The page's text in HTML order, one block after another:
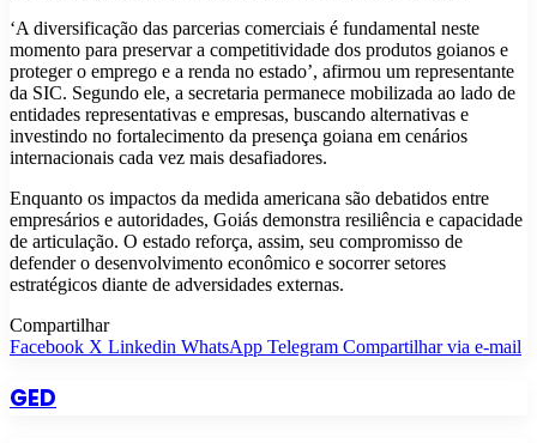
‘A diversificação das parcerias comerciais é fundamental neste
momento para preservar a competitividade dos produtos goianos e
proteger o emprego e a renda no estado’, afirmou um representante
da SIC. Segundo ele, a secretaria permanece mobilizada ao lado de
entidades representativas e empresas, buscando alternativas e
investindo no fortalecimento da presença goiana em cenários
internacionais cada vez mais desafiadores.
Enquanto os impactos da medida americana são debatidos entre
empresários e autoridades, Goiás demonstra resiliência e capacidade
de articulação. O estado reforça, assim, seu compromisso de
defender o desenvolvimento econômico e socorrer setores
estratégicos diante de adversidades externas.
Compartilhar
Facebook X Linkedin WhatsApp Telegram Compartilhar via e-mail
GED